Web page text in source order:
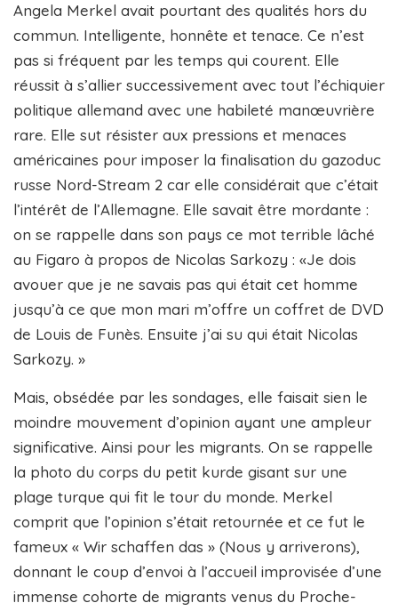
Angela Merkel avait pourtant des qualités hors du
commun. Intelligente, honnête et tenace. Ce n’est
pas si fréquent par les temps qui courent. Elle
réussit à s’allier successivement avec tout l’échiquier
politique allemand avec une habileté manœuvrière
rare. Elle sut résister aux pressions et menaces
américaines pour imposer la finalisation du gazoduc
russe Nord-Stream 2 car elle considérait que c’était
l’intérêt de l’Allemagne. Elle savait être mordante :
on se rappelle dans son pays ce mot terrible lâché
au Figaro à propos de Nicolas Sarkozy : «Je dois
avouer que je ne savais pas qui était cet homme
jusqu’à ce que mon mari m’offre un coffret de DVD
de Louis de Funès. Ensuite j’ai su qui était Nicolas
Sarkozy. »
Mais, obsédée par les sondages, elle faisait sien le
moindre mouvement d’opinion ayant une ampleur
significative. Ainsi pour les migrants. On se rappelle
la photo du corps du petit kurde gisant sur une
plage turque qui fit le tour du monde. Merkel
comprit que l’opinion s’était retournée et ce fut le
fameux « Wir schaffen das » (Nous y arriverons),
donnant le coup d’envoi à l’accueil improvisée d’une
immense cohorte de migrants venus du Proche-